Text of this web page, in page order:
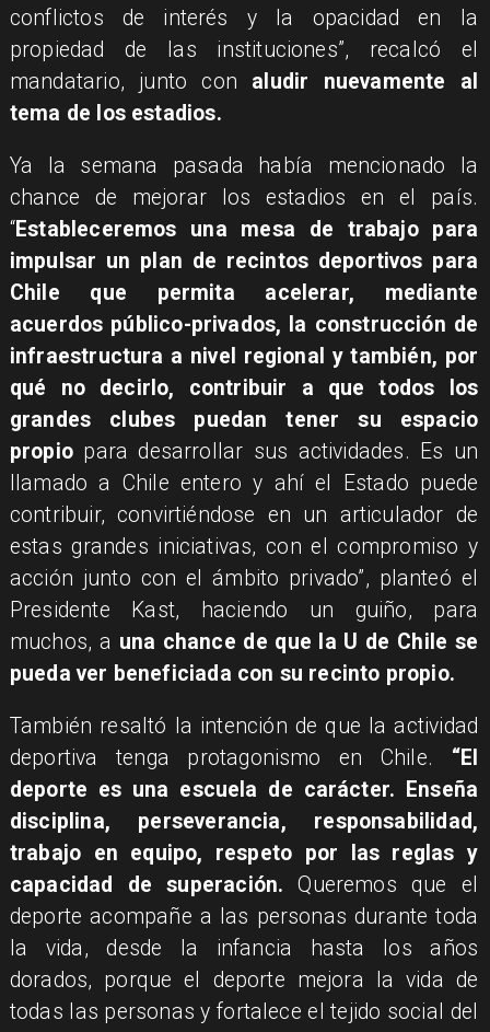
conflictos de interés y la opacidad en la
propiedad de las instituciones”, recalcó el
mandatario, junto con aludir nuevamente al
tema de los estadios.
Ya la semana pasada había mencionado la
chance de mejorar los estadios en el país.
“Estableceremos una mesa de trabajo para
impulsar un plan de recintos deportivos para
Chile que permita acelerar, mediante
acuerdos público-privados, la construcción de
infraestructura a nivel regional y también, por
qué no decirlo, contribuir a que todos los
grandes clubes puedan tener su espacio
propio para desarrollar sus actividades. Es un
llamado a Chile entero y ahí el Estado puede
contribuir, convirtiéndose en un articulador de
estas grandes iniciativas, con el compromiso y
acción junto con el ámbito privado”, planteó el
Presidente Kast, haciendo un guiño, para
muchos, a una chance de que la U de Chile se
pueda ver beneficiada con su recinto propio.
También resaltó la intención de que la actividad
deportiva tenga protagonismo en Chile. “El
deporte es una escuela de carácter. Enseña
disciplina, perseverancia, responsabilidad,
trabajo en equipo, respeto por las reglas y
capacidad de superación. Queremos que el
deporte acompañe a las personas durante toda
la vida, desde la infancia hasta los años
dorados, porque el deporte mejora la vida de
todas las personas y fortalece el tejido social del